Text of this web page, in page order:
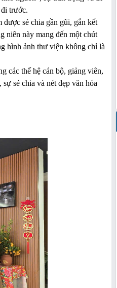
trước.
sẻ chia gần gũi, gắn kết
niên này mang đến một chút
hình ảnh thư viện không chỉ là
các thế hệ cán bộ, giảng viên,
sẻ chia và nét đẹp văn hóa